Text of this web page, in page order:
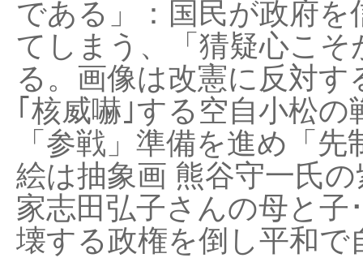
である」：国民が政府
てしまう、「猜疑心こ
る。画像は改憲に反対
｢核威嚇｣する空自小松
「参戦」準備を進め「
絵は抽象画 熊谷守一氏
家志田弘子さんの母と子
壊する政権を倒し平和